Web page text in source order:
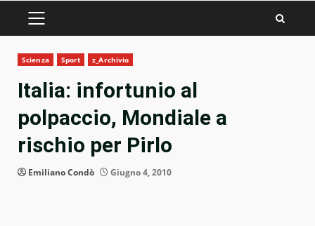
PRIMARY
Scienza Sport z_Archivio
Italia: infortunio al
polpaccio, Mondiale a
rischio per Pirlo
Emiliano Condò Giugno 4, 2010